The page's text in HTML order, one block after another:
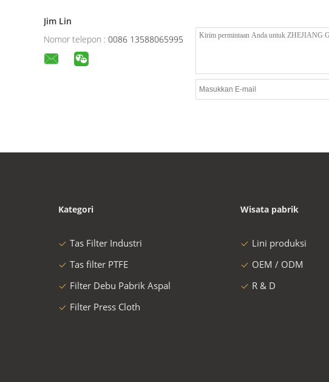
Jim Lin
Nomor telepon : 0086 13588065995
Kategori
Tas Filter Industri
Tas filter PTFE
Filter Debu Pabrik Aspal
Filter Press Cloth
Wisata pabrik
Lini produksi
OEM / ODM
R & D